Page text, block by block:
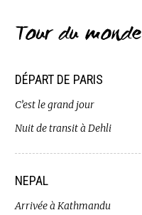
Tour du monde
DÉPART DE PARIS
C’est le grand jour
Nuit de transit à Dehli
NEPAL
Arrivée à Kathmandu